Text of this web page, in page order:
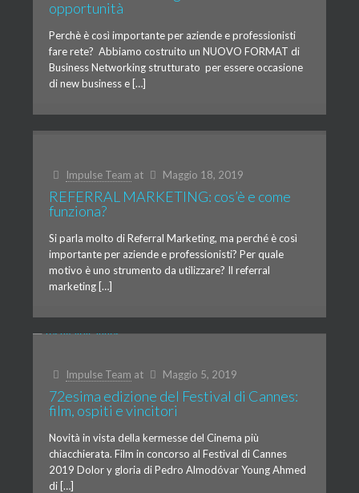
opportunità
Perchè è così importante per aziende e professionisti
fare rete? Abbiamo costruito un NUOVO FORMAT di
Business Networking strutturato per essere occasione
di new business e […]
Impulse Team at Maggio 18, 2019
REFERRAL MARKETING: cos’è e come
funziona?
Si parla molto di Referral Marketing, ma perché è così
importante per aziende e professionisti? Per quale
motivo è uno strumento da utilizzare? Il referral
marketing […]
Impulse Team at Maggio 5, 2019
72esima edizione del Festival di Cannes:
film, ospiti e vincitori
Novità in vista della kermesse del Cinema più
chiacchierata. Film in concorso al Festival di Cannes
2019 Dolor y gloria di Pedro Almodóvar Young Ahmed
di […]